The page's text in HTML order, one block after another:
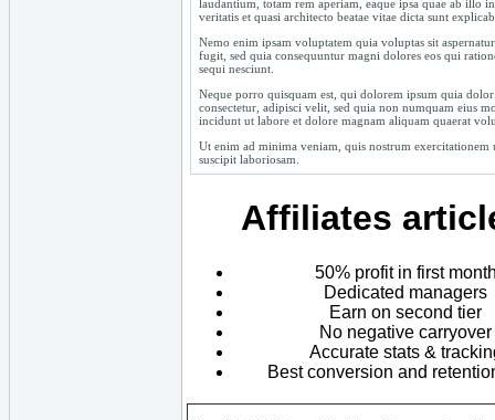
laudantium, totam rem aperiam, eaque ipsa quae ab illo
veritatis et quasi architecto beatae vitae dicta sunt
Nemo enim ipsam voluptatem quia voluptas sit
fugit, sed quia consequuntur magni dolores eos qui
sequi nesciunt.
Neque porro quisquam est, qui dolorem ipsum quia dolor
consectetur, adipisci velit, sed quia non numquam eius
incidunt ut labore et dolore magnam aliquam quaerat
Ut enim ad minima veniam, quis nostrum exercitationem
suscipit laboriosam.
Affiliates
50% profit in first
Dedicated managers
Earn on second tier
No negative carryover
Accurate stats &
Best conversion and